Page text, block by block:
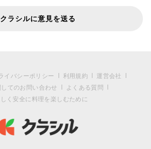
クラシルに意見を送る
イバシーポリシー 利用規約
運営会社
てのお問い合わせ
よくある質問
く安全に料理を楽しむために